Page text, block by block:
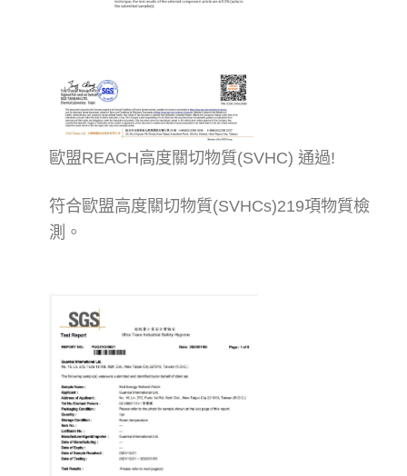
歐盟REACH高度關切物質(SVHC) 通過!
符合歐盟高度關切物質(SVHCs)219項物質檢
測。